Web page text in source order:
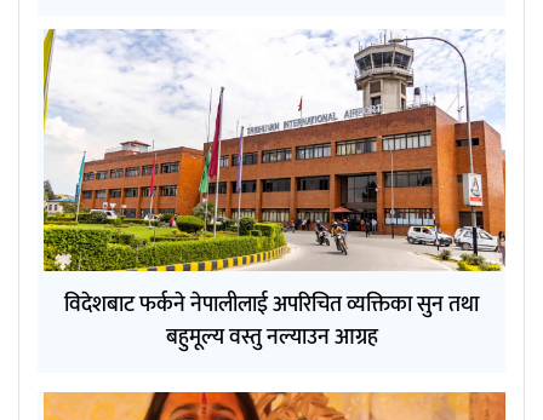
विदेशबाट फर्कने नेपालीलाई अपरिचित व्यक्तिका सुन तथा
बहुमूल्य वस्तु नल्याउन आग्रह